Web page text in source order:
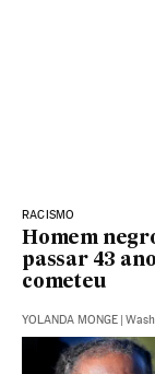
RACISMO
Homem
passar 43
cometeu
YOLANDA MONGE